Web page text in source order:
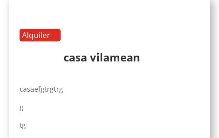
Alquiler
casa vilamean
casaefgtrgtrg
g
tg